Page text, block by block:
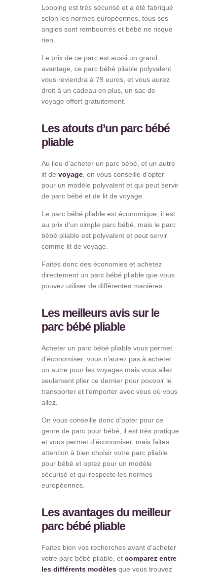
Looping est très sécurisé et a été fabriqué
selon les normes européennes, tous ses
angles sont rembourrés et bébé ne risque
rien.
Le prix de ce parc est aussi un grand
avantage, ce parc bébé pliable polyvalent
vous reviendra à 79 euros, et vous aurez
droit à un cadeau en plus, un sac de
voyage offert gratuitement.
Les atouts d’un parc bébé
pliable
Au lieu d’acheter un parc bébé, et un autre
lit de voyage , on vous conseille d’opter
pour un modèle polyvalent et qui peut servir
de parc bébé et de lit de voyage.
Le parc bébé pliable est économique, il est
au prix d’un simple parc bébé, mais le parc
bébé pliable est polyvalent et peut servir
comme lit de voyage.
Faites donc des économies et achetez
directement un parc bébé pliable que vous
pouvez utiliser de différentes manières.
Les meilleurs avis sur le
parc bébé pliable
Acheter un parc bébé pliable vous permet
d’économiser, vous n’aurez pas à acheter
un autre pour les voyages mais vous allez
seulement plier ce dernier pour pouvoir le
transporter et l’emporter avec vous où vous
allez.
On vous conseille donc d’opter pour ce
genre de parc pour bébé, il est très pratique
et vous permet d’économiser, mais faites
attention à bien choisir votre parc pliable
pour bébé et optez pour un modèle
sécurisé et qui respecte les normes
européennes.
Les avantages du meilleur
parc bébé pliable
Faites bien vos recherches avant d’acheter
votre parc bébé pliable, et comparez entre
les différents modèles que vous trouvez